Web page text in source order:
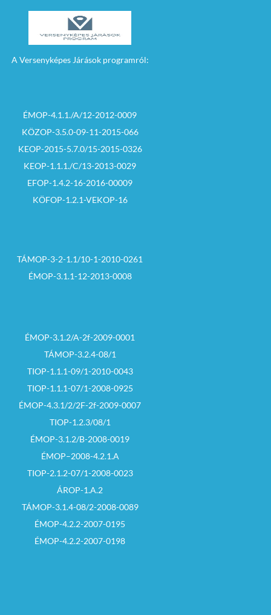
A Versenyképes Járások programról:
ÉMOP-4.1.1./A/12-2012-0009
KÖZOP-3.5.0-09-11-2015-066
KEOP-2015-5.7.0/15-2015-0326
KEOP-1.1.1./C/13-2013-0029
EFOP-1.4.2-16-2016-00009
KÖFOP-1.2.1-VEKOP-16
TÁMOP-3-2-1.1/10-1-2010-0261
ÉMOP-3.1.1-12-2013-0008
ÉMOP-3.1.2/A-2f-2009-0001
TÁMOP-3.2.4-08/1
TIOP-1.1.1-09/1-2010-0043
TIOP-1.1.1-07/1-2008-0925
ÉMOP-4.3.1/2/2F-2f-2009-0007
TIOP-1.2.3/08/1
ÉMOP-3.1.2/B-2008-0019
ÉMOP–2008-4.2.1.A
TIOP-2.1.2-07/1-2008-0023
ÁROP-1.A.2
TÁMOP-3.1.4-08/2-2008-0089
ÉMOP-4.2.2-2007-0195
ÉMOP-4.2.2-2007-0198